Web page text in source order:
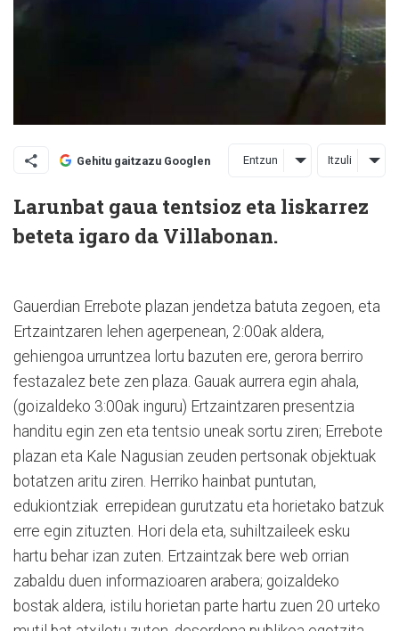
Gehitu gaitzazu Googlen Entzun Itzuli
Larunbat gaua tentsioz eta liskarrez
beteta igaro da Villabonan.
Gauerdian Errebote plazan jendetza batuta zegoen, eta
Ertzaintzaren lehen agerpenean, 2:00ak aldera,
gehiengoa urruntzea lortu bazuten ere, gerora berriro
festazalez bete zen plaza. Gauak aurrera egin ahala,
(goizaldeko 3:00ak inguru) Ertzaintzaren presentzia
handitu egin zen eta tentsio uneak sortu ziren; Errebote
plazan eta Kale Nagusian zeuden pertsonak objektuak
botatzen aritu ziren. Herriko hainbat puntutan,
edukiontziak errepidean gurutzatu eta horietako batzuk
erre egin zituzten. Hori dela eta, suhiltzaileek esku
hartu behar izan zuten. Ertzaintzak bere web orrian
zabaldu duen informazioaren arabera; goizaldeko
bostak aldera, istilu horietan parte hartu zuen 20 urteko